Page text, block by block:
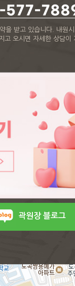
577-
을 받고 있습니다. 내원
고 오시면 자세한 상담이
곽원장 블로그